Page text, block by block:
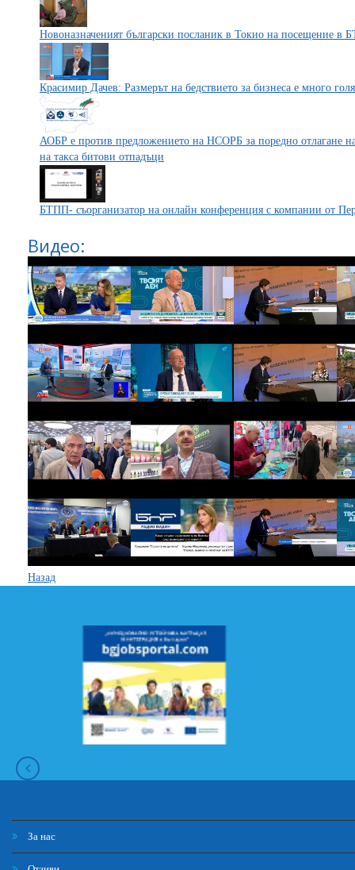
Новоназначеният български посланик в Токио на посещение в
Красимир Дачев: Размерът на бедствието за бизнеса е много
АОБР е против предложението на НСОРБ за поредно отлагане на
на такса битови отпадъци
БТПП- съорганизатор на онлайн конференция с компании от
Видео:
Назад
За нас